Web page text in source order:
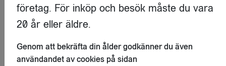
Tonic
F&S Sicilian Lemon Tonic 20cl
LOGGA IN
företag. För inköp och besök måste du vara
20 år eller äldre.
Genom att bekräfta din ålder godkänner du även
användandet av cookies på sidan